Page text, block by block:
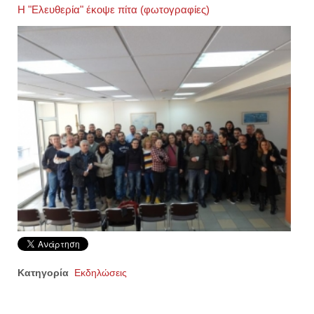
Η "Ελευθερία" έκοψε πίτα (φωτογραφίες)
Κατηγορία Εκδηλώσεις